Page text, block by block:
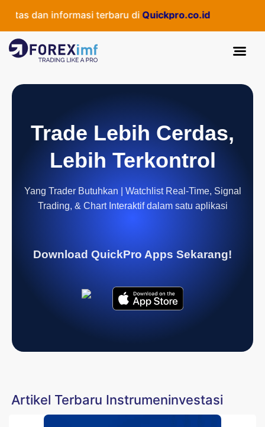
dan informasi terbaru diQuickpro.co.id
Trade Lebih Cerdas,
Lebih Terkontrol
Yang Trader Butuhkan | Watchlist Real-Time, Signal
Trading, & Chart Interaktif dalam satu aplikasi
Download QuickPro Apps Sekarang!
Artikel Terbaru Instrumeninvestasi